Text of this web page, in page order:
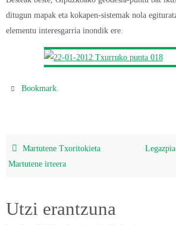
ditugun mapak eta kokapen-sistemak nola
elementu interesgarria inondik ere.
Bookmark.
Martutene Txoritokieta
Martutene irteera
Utzi erantzuna